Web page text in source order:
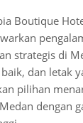
Boutique
strategis di
dan letak
pilihan
dengan